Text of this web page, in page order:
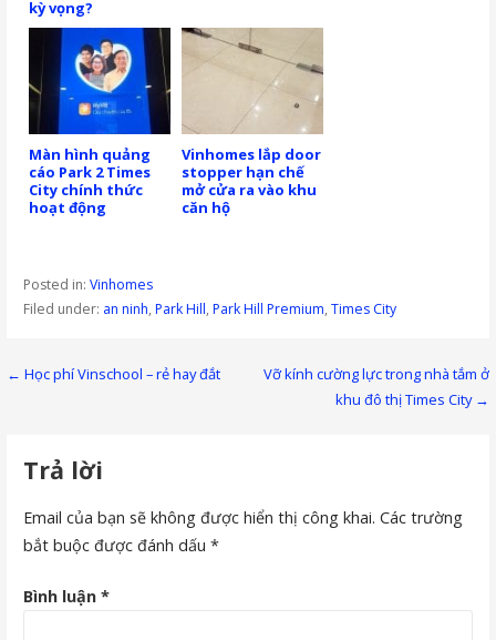
kỳ vọng?
Màn hình quảng
cáo Park 2 Times
City chính thức
hoạt động
Vinhomes lắp door
stopper hạn chế
mở cửa ra vào khu
căn hộ
Posted in: Vinhomes
Filed under: an ninh, Park Hill, Park Hill Premium, Times City
Điều
bài
← Học phí Vinschool – rẻ hay đắt
Vỡ kính cường lực trong nhà tắm ở
khu đô thị Times City →
Trả lời
Email của bạn sẽ không được hiển thị công khai. Các trường
bắt buộc được đánh dấu *
Bình luận *